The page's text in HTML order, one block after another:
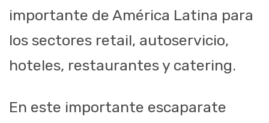
importante de América Latina para
los sectores retail, autoservicio,
hoteles, restaurantes y catering.
En este importante escaparate